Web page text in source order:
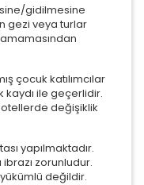
gidilmesine
gezi veya turlar
çocuk katılımcılar
kaydı ile geçerlidir.
değişiklik
yapılmaktadır.
zorunludur.
değildir.